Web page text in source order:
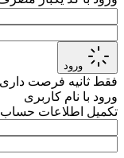
ورود
فقط ثانیه فرصت داری
ورود با نام کاربری
تکمیل اطلاعات حساب